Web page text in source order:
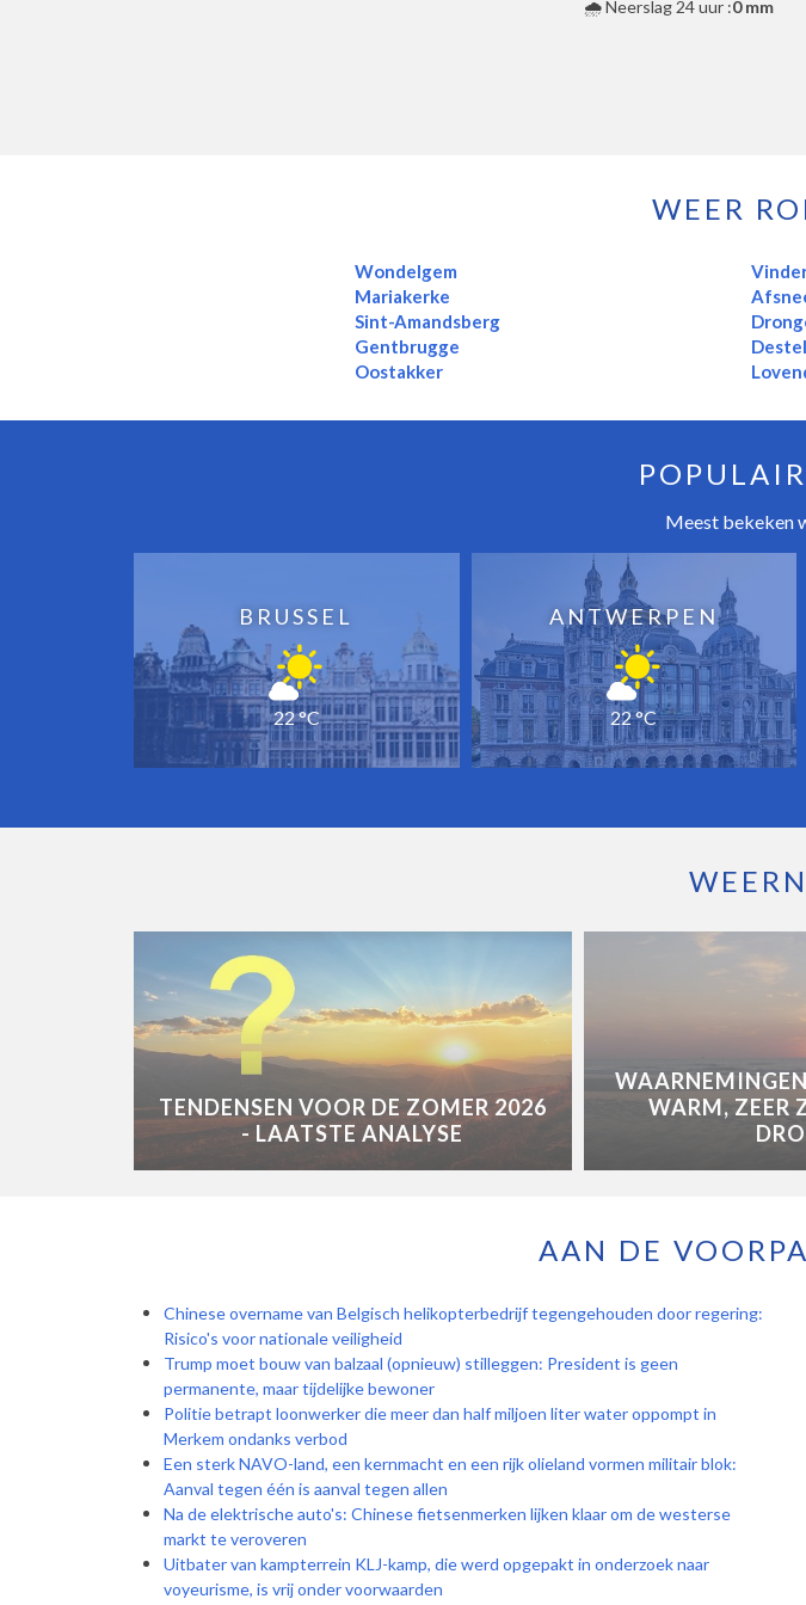
🌧️ Neerslag 24 uur :0 mm
WEER
Wondelgem
Mariakerke
Sint-Amandsberg
Gentbrugge
Oostakker
Meest bekeken
BRUSSEL
22 °C
ANTWERPEN
22 °C
TENDENSEN VOOR DE ZOMER 2026
- LAATSTE ANALYSE
WARM, ZEER
AAN DE
Chinese overname van Belgisch helikopterbedrijf tegengehouden door regering:
Risico's voor nationale veiligheid
Trump moet bouw van balzaal (opnieuw) stilleggen: President is geen
permanente, maar tijdelijke bewoner
Politie betrapt loonwerker die meer dan half miljoen liter water oppompt in
Merkem ondanks verbod
Een sterk NAVO-land, een kernmacht en een rijk olieland vormen militair blok:
Aanval tegen één is aanval tegen allen
Na de elektrische auto's: Chinese fietsenmerken lijken klaar om de westerse
markt te veroveren
Uitbater van kampterrein KLJ-kamp, die werd opgepakt in onderzoek naar
voyeurisme, is vrij onder voorwaarden